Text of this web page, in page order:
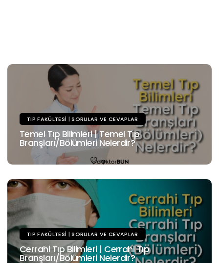
TIP FAKÜLTESI | SORULAR VE CEVAPLAR
Temel Tıp Bilimleri | Temel Tıp
Branşları/Bölümleri Nelerdir?
TIP FAKÜLTESI | SORULAR VE CEVAPLAR
Cerrahi Tıp Bilimleri | Cerrahi Tıp
Branşları/Bölümleri Nelerdir?